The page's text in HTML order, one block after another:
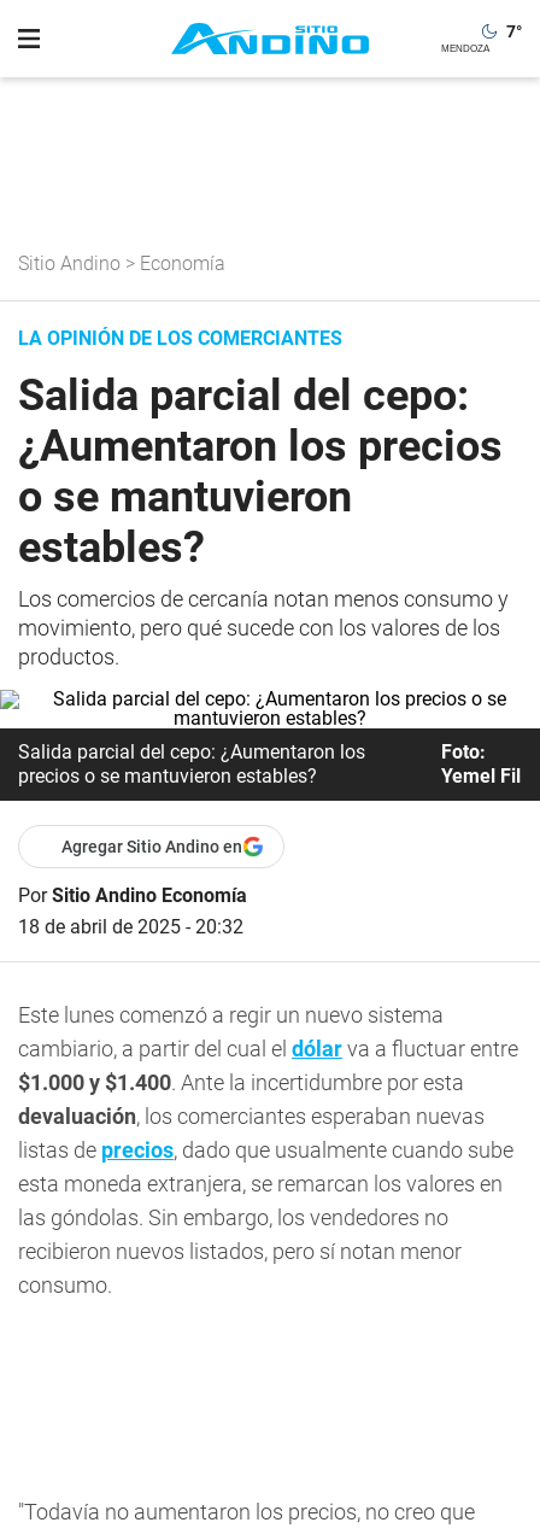
7°
Sitio Andino > Economía
LA OPINIÓN DE LOS COMERCIANTES
Salida parcial del cepo:
¿Aumentaron los precios
o se mantuvieron
estables?
Los comercios de cercanía notan menos consumo y
movimiento, pero qué sucede con los valores de los
productos.
Salida parcial del cepo: ¿Aumentaron los
precios o se mantuvieron estables?
Foto:
Yemel Fil
Agregar Sitio Andino en
PorSitio Andino Economía
18 de abril de 2025 - 20:32
Este lunes comenzó a regir un nuevo sistema
cambiario, a partir del cual el dólarva a fluctuar entre
$1.000 y $1.400. Ante la incertidumbre por esta
devaluación, los comerciantes esperaban nuevas
listas de precios, dado que usualmente cuando sube
esta moneda extranjera, se remarcan los valores en
las góndolas. Sin embargo, los vendedores no
recibieron nuevos listados, pero sí notan menor
consumo.
"Todavía no aumentaron los precios, no creo que